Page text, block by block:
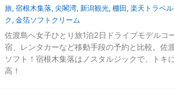
旅, 宿根木集落, 尖閣湾, 新潟観光, 棚田 , 楽天トラベル
ク , 金箔ソフトクリーム
佐渡島へ女子ひとり旅1泊2日ドライブモデルコ
宿、レンタカーなど移動手段の予約と比較。佐
ソフト！宿根木集落はノスタルジックで、トキ
高！